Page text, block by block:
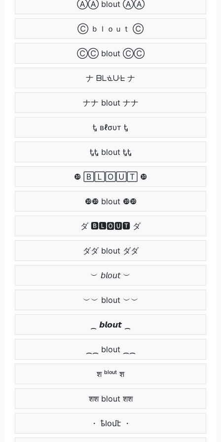
ⒶⒶ blout ⒶⒶ
Ⓒ ｂｌｏｕｔ Ⓒ
ⒸⒸ blout ⒸⒸ
ナ ᗷᒪᓍᑘᖶ ナ
ナナ blout ナナ
Ꮏ вℓσυт Ꮏ
ᎿᎿ blout ᎿᎿ
❿ 🄱🄻🄾🅄🅃 ❿
❿❿ blout ❿❿
ダ 🅱🅻🅾🆄🆃 ダ
ダダ blout ダダ
︶ 𝘣𝘭𝘰𝘶𝘵 ︶
︶︶ blout ︶︶
⁔ 𝙗𝙡𝙤𝙪𝙩 ⁔
⁔⁔ blout ⁔⁔
श ᵇˡᵒᵘᵗ श
शश blout शश
・ ҍӀօմէ ・